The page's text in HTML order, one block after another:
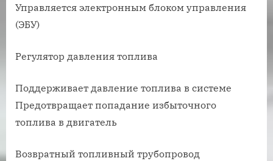
Управляется электронным блоком управления
(ЭБУ)
Регулятор давления топлива
Поддерживает давление топлива в системе
Предотвращает попадание избыточного
топлива в двигатель
Возвратный топливный трубопровод